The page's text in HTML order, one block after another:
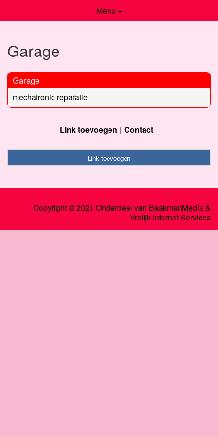
Menu +
Garage
Garage
mechatronic reparatie
Link toevoegen Contact
Link toevoegen
Copyright © 2021 Onderdeel van BaakmanMedia&
Vrolijk Internet Services